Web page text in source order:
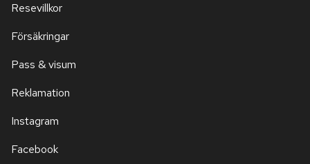
Resevillkor
Försäkringar
Pass & visum
Reklamation
Instagram
Facebook